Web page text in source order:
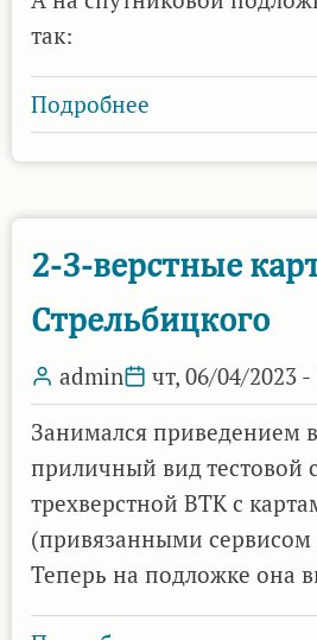
так:
Подробнее
Замена
Стрельбицкого
года
2-3-верстные
Стрельбицкого
admin
чт, 06/04/2023 -
Занимался приведением
приличный вид тестовой
трехверстной ВТК с
(привязанными сервисом
Теперь на подложке она